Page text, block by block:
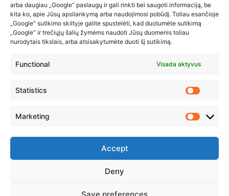
arba daugiau „Google“ paslaugų ir gali rinkti bei saugoti informaciją, be
kita ko, apie Jūsų apsilankymą arba naudojimosi pobūdį. Toliau esančioje
„Google“ sutikimo skiltyje galite spustelėti, kad duotumėte sutikimą
„Google“ ir trečiųjų šalių žymėms naudoti Jūsų duomenis toliau
nurodytais tikslais, arba atsisakytumėte duoti šį sutikimą.
Functional Visada aktyvus
Statistics
Marketing
Accept
Deny
Save preferences
© 2023 ZUIKIO RECEPTAI VISOS TEISĖS SAUGOMOS